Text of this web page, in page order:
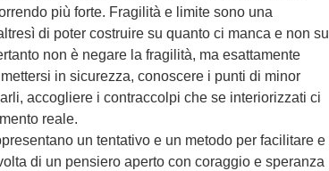
più forte. Fragilità e limite sono una
di poter costruire su quanto ci manca e non su
non è negare la fragilità, ma esattamente
in sicurezza, conoscere i punti di minor
accogliere i contraccolpi che se interiorizzati ci
reale.
un tentativo e un metodo per facilitare e
di un pensiero aperto con coraggio e speranza